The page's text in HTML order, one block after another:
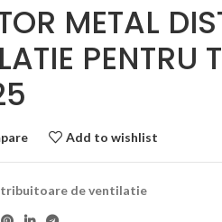
METAL
PENTRU
Add to wishlist
de ventilatie